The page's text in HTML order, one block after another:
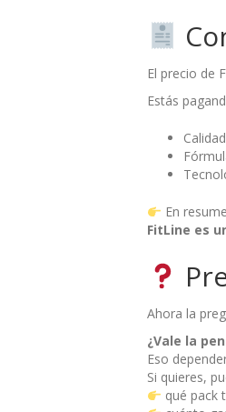
El precio de
Estás
En
FitLine es
Ahora la
¿Vale la
Eso
Si quieres,
qué pack